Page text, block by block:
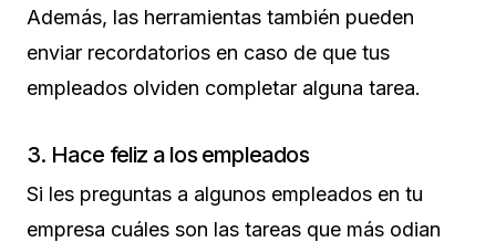
Además, las herramientas también pueden
enviar recordatorios en caso de que tus
empleados olviden completar alguna tarea.
3. Hace feliz a los empleados
Si les preguntas a algunos empleados en tu
empresa cuáles son las tareas que más odian